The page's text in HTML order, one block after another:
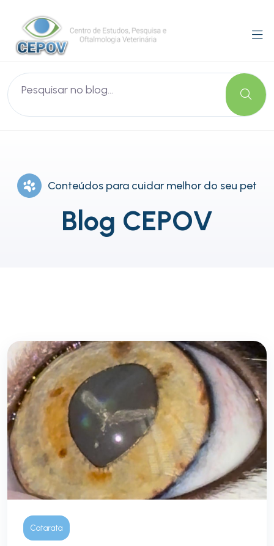
Conteúdos para cuidar melhor do seu pet
Blog CEPOV
Catarata